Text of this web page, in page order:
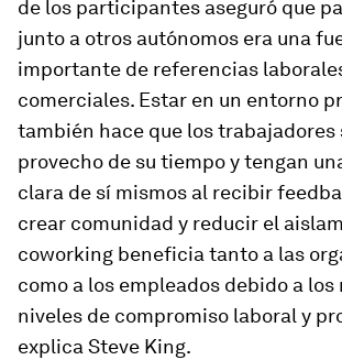
de los participantes aseguró que
junto a otros autónomos era una
importante de referencias
comerciales. Estar en un entorno
también hace que los trabajadores
provecho de su tiempo y tengan
clara de sí mismos al recibir
crear comunidad y reducir el
coworking beneficia tanto a las
como a los empleados debido a los
niveles de compromiso laboral y
explica Steve King.